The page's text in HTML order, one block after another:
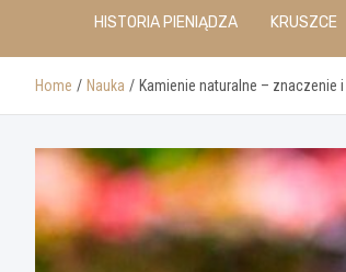
HISTORIA PIENIĄDZA KRUSZCE
Home Nauka Kamienie naturalne – znaczenie